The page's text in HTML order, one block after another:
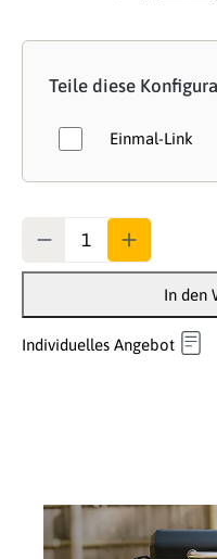
Teile diese
Einmal-Link
In den
Individuelles Angebot